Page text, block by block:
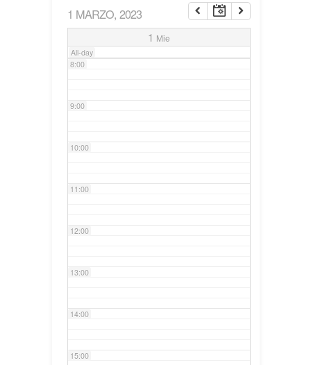
1 MARZO, 2023
1 Mie
All-day
7:00
8:00
9:00
10:00
11:00
12:00
13:00
14:00
15:00